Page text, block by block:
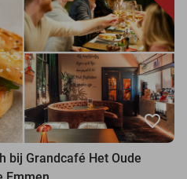
favorite_border
bij Grandcafé Het Oude